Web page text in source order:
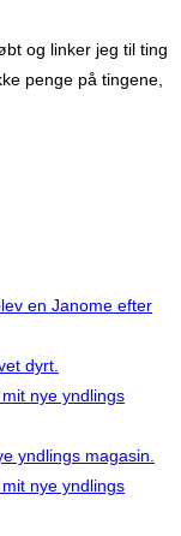
og linker jeg til ting
penge på tingene,
en Janome efter
dyrt.
nye yndlings
yndlings magasin.
nye yndlings